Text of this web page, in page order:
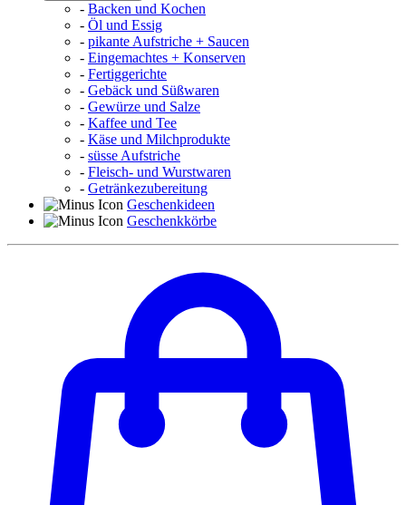
- Backen und Kochen
- Öl und Essig
- pikante Aufstriche + Saucen
- Eingemachtes + Konserven
- Fertiggerichte
- Gebäck und Süßwaren
- Gewürze und Salze
- Kaffee und Tee
- Käse und Milchprodukte
- süsse Aufstriche
- Fleisch- und Wurstwaren
- Getränkezubereitung
Geschenkideen
Geschenkkörbe